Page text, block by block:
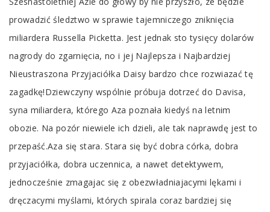
Article
prowadzić śledztwo w sprawie tajemniczego zniknięcia
miliardera Russella Picketta. Jest jednak sto tysięcy dolarów
nagrody do zgarnięcia, no i jej Najlepsza i Najbardziej
Nieustraszona Przyjaciółka Daisy bardzo chce rozwiazać tę
zagadkę!Dziewczyny wspólnie próbuja dotrzeć do Davisa,
syna miliardera, którego Aza poznała kiedyś na letnim
obozie. Na pozór niewiele ich dzieli, ale tak naprawdę jest to
przepaść.Aza się stara. Stara się być dobra córka, dobra
przyjaciółka, dobra uczennica, a nawet detektywem,
jednocześnie zmagajac się z obezwładniajacymi lękami i
dręczacymi myślami, których spirala coraz bardziej się